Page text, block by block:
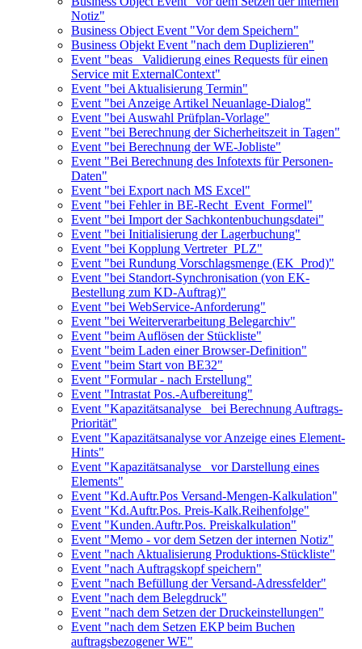
Notiz"
Business Object Event "Vor dem Speichern"
Business Objekt Event "nach dem Duplizieren"
Event "beas_ Validierung eines Requests für einen
Service mit ExternalContext"
Event "bei Aktualisierung Termin"
Event "bei Anzeige Artikel Neuanlage-Dialog"
Event "bei Auswahl Prüfplan-Vorlage"
Event "bei Berechnung der Sicherheitszeit in Tagen"
Event "bei Berechnung der WE-Jobliste"
Event "Bei Berechnung des Infotexts für Personen-
Daten"
Event "bei Export nach MS Excel"
Event "bei Fehler in BE-Recht_Event_Formel"
Event "bei Import der Sachkontenbuchungsdatei"
Event "bei Initialisierung der Lagerbuchung"
Event "bei Kopplung Vertreter_PLZ"
Event "bei Rundung Vorschlagsmenge (EK_Prod)"
Event "bei Standort-Synchronisation (von EK-
Bestellung zum KD-Auftrag)"
Event "bei WebService-Anforderung"
Event "bei Weiterverarbeitung Belegarchiv"
Event "beim Auflösen der Stückliste"
Event "beim Laden einer Browser-Definition"
Event "beim Start von BE32"
Event "Formular - nach Erstellung"
Event "Intrastat Pos.-Aufbereitung"
Event "Kapazitätsanalyse_ bei Berechnung Auftrags-
Priorität"
Event "Kapazitätsanalyse vor Anzeige eines Element-
Hints"
Event "Kapazitätsanalyse_ vor Darstellung eines
Elements"
Event "Kd.Auftr.Pos Versand-Mengen-Kalkulation"
Event "Kd.Auftr.Pos. Preis-Kalk.Reihenfolge"
Event "Kunden.Auftr.Pos. Preiskalkulation"
Event "Memo - vor dem Setzen der internen Notiz"
Event "nach Aktualisierung Produktions-Stückliste"
Event "nach Auftragskopf speichern"
Event "nach Befüllung der Versand-Adressfelder"
Event "nach dem Belegdruck"
Event "nach dem Setzen der Druckeinstellungen"
Event "nach dem Setzen EKP beim Buchen
auftragsbezogener WE"